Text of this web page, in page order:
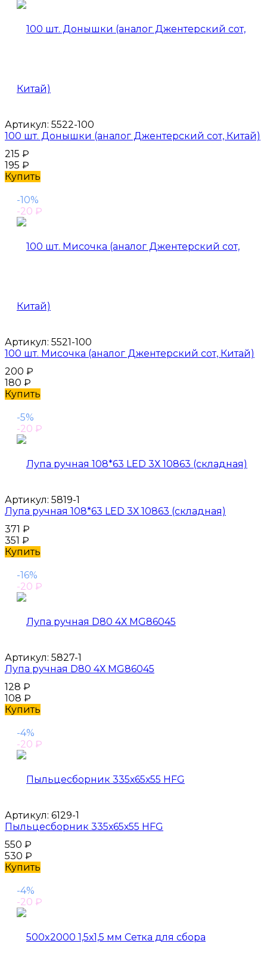
Артикул: 5522-100
100 шт. Донышки (аналог Джентерский сот, Китай)
215 ₽
195 ₽
Купить
-10%
-20 ₽
Артикул: 5521-100
100 шт. Мисочка (аналог Джентерский сот, Китай)
200 ₽
180 ₽
Купить
-5%
-20 ₽
Артикул: 5819-1
Лупа ручная 108*63 LED 3Х 10863 (складная)
371 ₽
351 ₽
Купить
-16%
-20 ₽
Артикул: 5827-1
Лупа ручная D80 4Х MG86045
128 ₽
108 ₽
Купить
-4%
-20 ₽
Артикул: 6129-1
Пыльцесборник 335х65х55 HFG
550 ₽
530 ₽
Купить
-4%
-20 ₽